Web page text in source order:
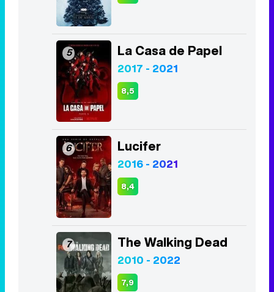
5 La Casa de Papel
2017 - 2021
8,5
6 Lucifer
2016 - 2021
8,4
7 The Walking Dead
2010 - 2022
7,9